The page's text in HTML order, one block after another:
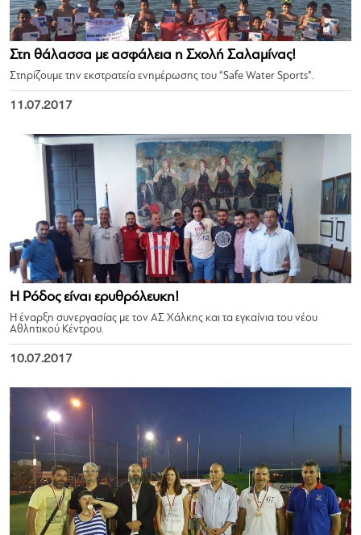
Στη θάλασσα με ασφάλεια η Σχολή Σαλαμίνας!
Στηρίζουμε την εκστρατεία ενημέρωσης του “Safe Water Sports”.
11.07.2017
Η Ρόδος είναι ερυθρόλευκη!
Η έναρξη συνεργασίας με τον ΑΣ Χάλκης και τα εγκαίνια του νέου
Αθλητικού Κέντρου.
10.07.2017